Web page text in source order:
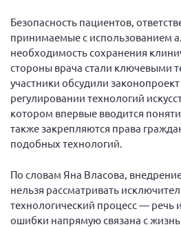
Конференция ОООИБРС
Конференция ОООИБРС
Конференция ОООИБРС
Конференция ОООИБРС 2021
Конференция ВСЭ 2021
Конференция ОООИБРС 2020
Документы съездов
Первый съезд
Второй съезд
Безопасность пациентов,
принимаемые с использованием
необходимость сохранения
стороны врача стали ключевыми
участники обсудили
регулировании технологий
котором впервые вводится
также закрепляются права
подобных технологий.
По словам Яна Власова,
нельзя рассматривать
технологический процесс — речь
ошибки напрямую связана с